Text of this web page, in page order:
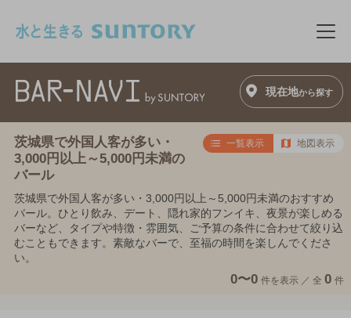
メ
現在地から探す
茨城県で外国人客が多い・
3,000円以上～5,000円未満の
バール
一覧表示 地図表示
茨城県で外国人客が多い・3,000円以上～5,000円未満のおすすめ
バール。ひとり飲み、デート、隠れ家的フンイキ、夜景が楽しめる
バーなど、タイプや特徴・雰囲気、ご予算の条件に合わせて絞り込
むこともできます。素敵なバーで、至福の時間を楽しんでくださ
い。
0〜0 件を表示 ／ 全 0 件